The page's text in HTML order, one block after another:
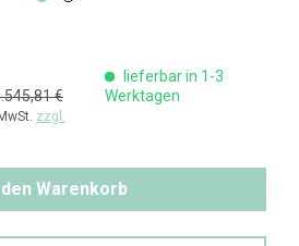
€
zzgl.
lieferbar in 1-3
Werktagen
den Warenkorb